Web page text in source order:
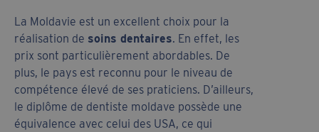
La Moldavie est un excellent choix pour la
réalisation de soins dentaires. En effet, les
prix sont particulièrement abordables. De
plus, le pays est reconnu pour le niveau de
compétence élevé de ses praticiens. D’ailleurs,
le diplôme de dentiste moldave possède une
équivalence avec celui des USA, ce qui